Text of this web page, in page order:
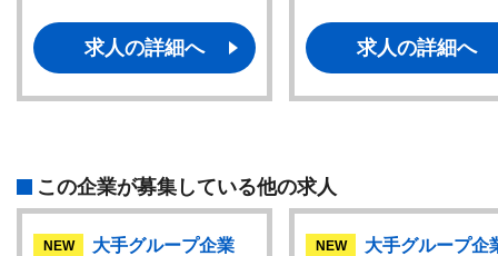
求人の詳細へ 求人の詳細へ
この企業が募集している他の求人
NEW
大手グループ企業
NEW
大手グループ企